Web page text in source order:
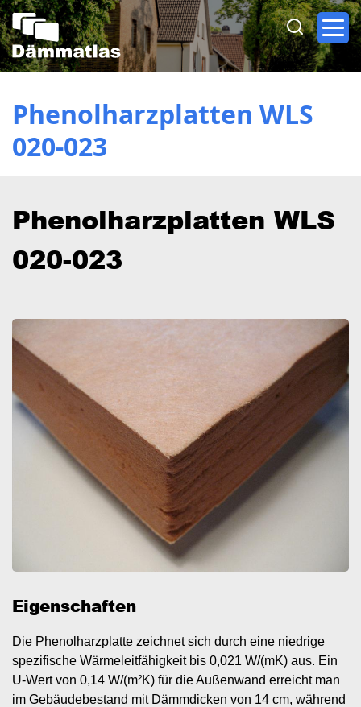
Direkt
zum
Inhalt
Phenolharzplatten WLS
020-023
Phenolharzplatten WLS
020-023
Eigenschaften
Die Phenolharzplatte zeichnet sich durch eine niedrige
spezifische Wärmeleitfähigkeit bis 0,021 W/(mK) aus. Ein
U-Wert von 0,14 W/(m²K) für die Außenwand erreicht man
im Gebäudebestand mit Dämmdicken von 14 cm, während